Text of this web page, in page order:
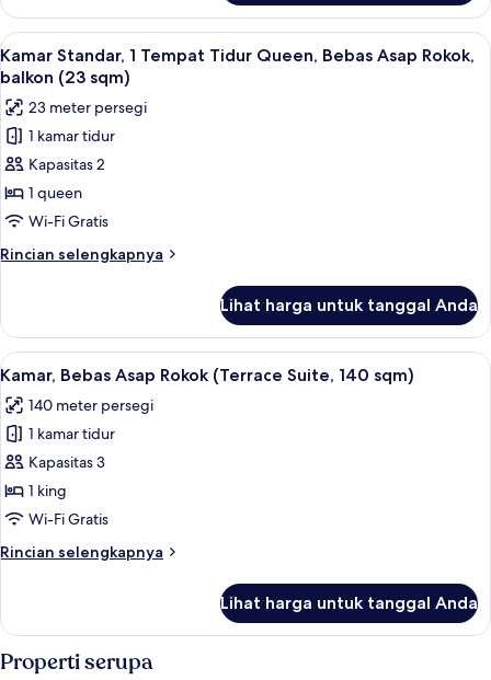
(20
sqm)
Kamar
Double
Standar,
Bebas
Rokok,
balkon
(20
sqm)
Lihat
semua
foto
untuk
Kamar
Standar,
1
Tempat
Tidur
Queen,
Asap
Rokok,
balkon
(23
sqm)
Kamar Standar, 1 Tempat Tidur
6
Kamar Standar, 1 Tempat Tidur Queen, Bebas Asap Rokok,
balkon (23 sqm)
23 meter persegi
1 kamar tidur
Kapasitas 2
1 queen
Wi-Fi Gratis
Rincian selengkapnya
Rincian
Kamar
Standar,
1
Tidur
Queen,
Asap
Rokok,
balkon
(23
sqm)
Lihat harga untuk tanggal Anda
Lihat
semua
foto
untuk
Kamar,
Bebas
Asap
(Terrace
sqm)
Kamar, Bebas Asap Rokok (Terrace
10
Kamar, Bebas Asap Rokok (Terrace Suite, 140 sqm)
140 meter persegi
1 kamar tidur
Kapasitas 3
1 king
Wi-Fi Gratis
Rincian selengkapnya
Rincian
Kamar,
Asap
Lihat harga untuk tanggal Anda
Properti serupa